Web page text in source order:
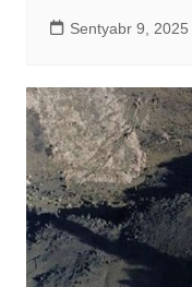
Sentyabr 9, 2025